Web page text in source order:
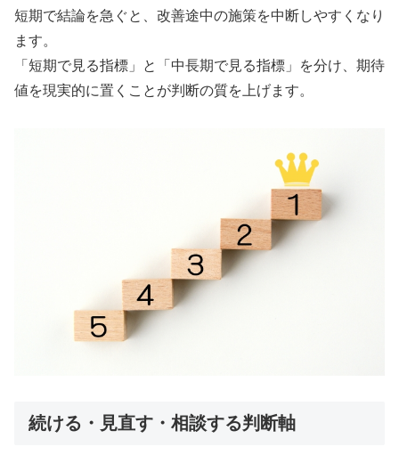
短期で結論を急ぐと、改善途中の施策を中断しやすくなり
ます。
「短期で見る指標」と「中長期で見る指標」を分け、期待
値を現実的に置くことが判断の質を上げます。
続ける・見直す・相談する判断軸